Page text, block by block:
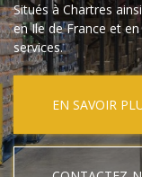
Situés à Chartres
en Ile de France et
services.
EN SAVOIR